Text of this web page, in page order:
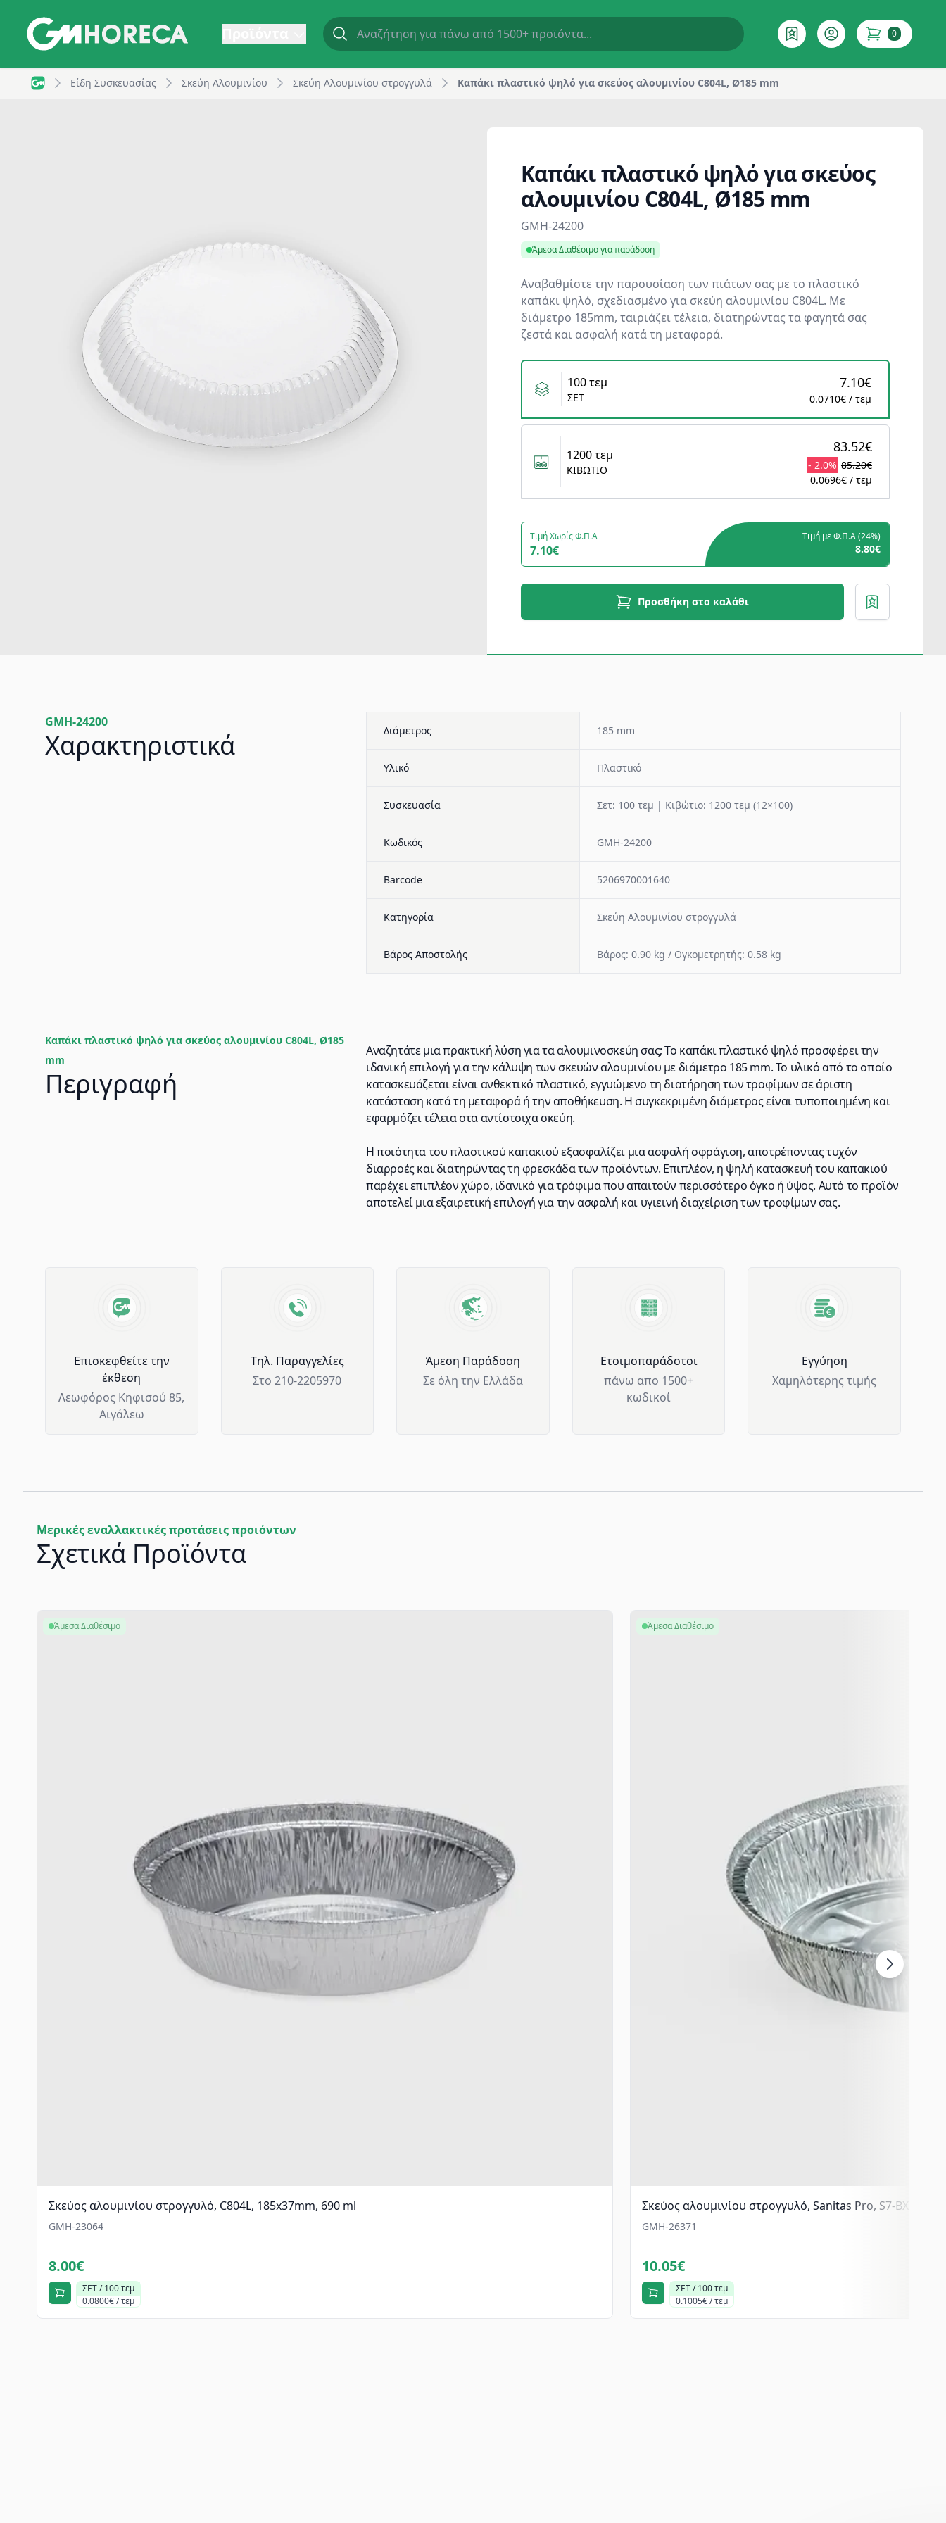
Καπάκι πλαστικό ψηλό για σκεύος αλουμινίου C804L, Ø185 mm | GM Horeca ΕπιθυμητόAccount 0
items in cart
Είδη Συσκευασίας Σκεύη Αλουμινίου Σκεύη Αλουμινίου στρογγυλά Καπάκι πλαστικό ψηλό για σκεύος αλουμινίου C804L, Ø185 mm
Καπάκι πλαστικό ψηλό για σκεύος
αλουμινίου C804L, Ø185 mm
Product information
GMH-24200
Άμεσα Διαθέσιμο για παράδοση
Αναβαθμίστε την παρουσίαση των πιάτων σας με το πλαστικό
καπάκι ψηλό, σχεδιασμένο για σκεύη αλουμινίου C804L. Με
διάμετρο 185mm, ταιριάζει τέλεια, διατηρώντας τα φαγητά σας
ζεστά και ασφαλή κατά τη μεταφορά.
Variants
100 τεμ
ΣΕΤ
7.10€
0.0710€ / τεμ
1200 τεμ
ΚΙΒΩΤΙΟ
83.52€
- 2.0% 85.20€
0.0696€ / τεμ
Τιμή Χωρίς Φ.Π.Α
7.10€
Τιμή με Φ.Π.Α (24%)
8.80€
Προσθήκη στο καλάθι
GMH-24200
Χαρακτηριστικά Διάμετρος 185 mm
Υλικό Πλαστικό
Συσκευασία Σετ: 100 τεμ | Κιβώτιο: 1200 τεμ (12×100)
Κωδικός GMH-24200
Barcode 5206970001640
Κατηγορία Σκεύη Αλουμινίου στρογγυλά
Βάρος Αποστολής Βάρος: 0.90 kg / Ογκομετρητής: 0.58 kg
Καπάκι πλαστικό ψηλό για σκεύος αλουμινίου C804L, Ø185
mm
Περιγραφή
Αναζητάτε μια πρακτική λύση για τα αλουμινοσκεύη σας; Το καπάκι πλαστικό ψηλό προσφέρει την
ιδανική επιλογή για την κάλυψη των σκευών αλουμινίου με διάμετρο 185 mm. Το υλικό από το οποίο
κατασκευάζεται είναι ανθεκτικό πλαστικό, εγγυώμενο τη διατήρηση των τροφίμων σε άριστη
κατάσταση κατά τη μεταφορά ή την αποθήκευση. Η συγκεκριμένη διάμετρος είναι τυποποιημένη και
εφαρμόζει τέλεια στα αντίστοιχα σκεύη.
Η ποιότητα του πλαστικού καπακιού εξασφαλίζει μια ασφαλή σφράγιση, αποτρέποντας τυχόν
διαρροές και διατηρώντας τη φρεσκάδα των προϊόντων. Επιπλέον, η ψηλή κατασκευή του καπακιού
παρέχει επιπλέον χώρο, ιδανικό για τρόφιμα που απαιτούν περισσότερο όγκο ή ύψος. Αυτό το προϊόν
αποτελεί μια εξαιρετική επιλογή για την ασφαλή και υγιεινή διαχείριση των τροφίμων σας.
Επισκεφθείτε την
έκθεση
Λεωφόρος Κηφισού 85,
Αιγάλεω
Tηλ. Παραγγελίες
Στο 210-2205970
Άμεση Παράδοση
Σε όλη την Ελλάδα
Ετοιμοπαράδοτοι
πάνω απο 1500+
κωδικοί
Eγγύηση
Χαμηλότερης τιμής
Μερικές εναλλακτικές προτάσεις προιόντων
Σχετικά Προϊόντα
Σκεύος αλουμινίου στρογγυλό, C804L, 185x37mm, 690 ml
GMH-23064
8.00€
ΣΕΤ / 100 τεμ
0.0800€ / τεμ
Άμεσα Διαθέσιμο
Σκεύος αλουμινίου στρογγυλό, Sanitas Pro, S7-BX -
GMH-26371
10.05€
ΣΕΤ / 100 τεμ
0.1005€ / τεμ
Άμεσα Διαθέσιμο